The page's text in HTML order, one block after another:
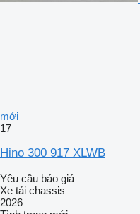
mới
17
Hino 300 917 XLWB
Yêu cầu báo giá
Xe tải chassis
2026